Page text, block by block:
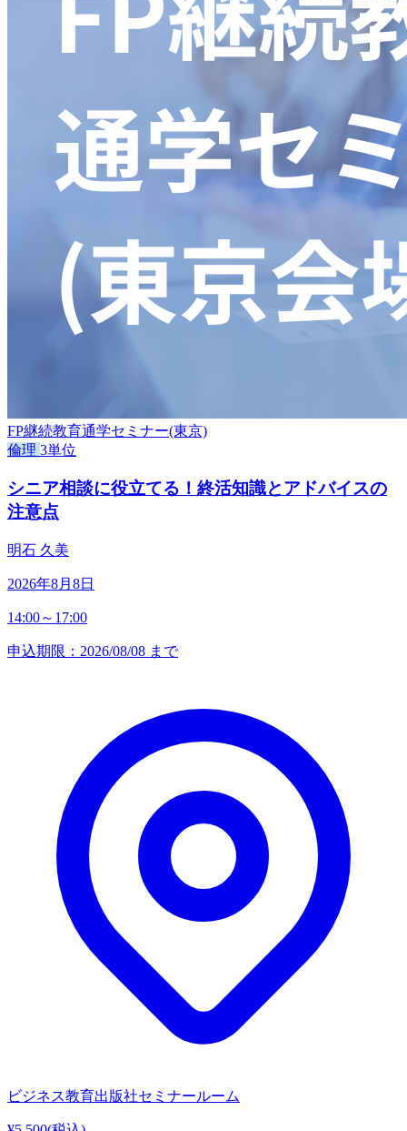
FP継続教育通学セミナー(東京)
倫理 3単位
シニア相談に役立てる！終活知識とアドバイスの
注意点
明石 久美
2026年8月8日
14:00～17:00
申込期限：2026/08/08 まで
ビジネス教育出版社セミナールーム